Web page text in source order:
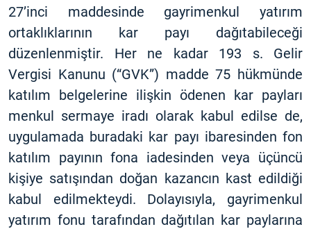
27’inci maddesinde gayrimenkul yatırım
ortaklıklarının kar payı dağıtabileceği
düzenlenmiştir. Her ne kadar 193 s. Gelir
Vergisi Kanunu (“GVK”) madde 75 hükmünde
katılım belgelerine ilişkin ödenen kar payları
menkul sermaye iradı olarak kabul edilse de,
uygulamada buradaki kar payı ibaresinden fon
katılım payının fona iadesinden veya üçüncü
kişiye satışından doğan kazancın kast edildiği
kabul edilmekteydi. Dolayısıyla, gayrimenkul
yatırım fonu tarafından dağıtılan kar paylarına